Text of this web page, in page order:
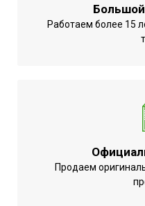
Генератор холодной
плазмы
Моющийся
фильтр в комплекте
Тип цоколя
Работаем более 15
Продаем